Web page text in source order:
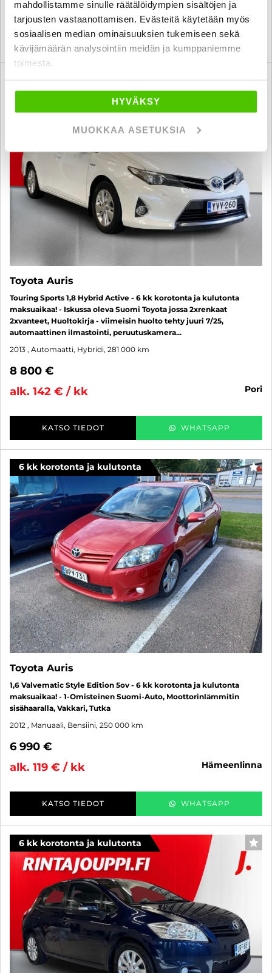
mahdollistamme sinulle räätälöidympien sisältöjen ja
tarjousten vastaanottamisen. Evästeitä käytetään myös
sosiaalisen median ominaisuuksien tukemiseen sekä
kävijämäärän analysointiin meidän ja kumppaniemme
toimesta.
HYVÄKSY
MUOKKAA ASETUKSIA
alk. 133 € / kk
KATSO TIEDOT WHATSAPP
Toyota Auris
Touring Sports 1,8 Hybrid Active - 6 kk korotonta ja kulutonta
maksuaikaa! - Iskussa oleva Suomi Toyota jossa 2xrenkaat
2xvanteet, Huoltokirja - viimeisin huolto tehty juuri 7/25,
automaattinen ilmastointi, peruutuskamera...
2013 , Automaatti, Hybridi, 281 000 km
8 800 €
alk. 142 € / kk
pori
KATSO TIEDOT WHATSAPP
6 kk korotonta ja kulutonta
Toyota Auris
1,6 Valvematic Style Edition 5ov - 6 kk korotonta ja kulutonta
maksuaikaa! - 1-Omisteinen Suomi-Auto, Moottorinlämmitin
sisähaaralla, Vakkari, Tutka
2012 , Manuaali, Bensiini, 250 000 km
6 990 €
alk. 119 € / kk
hämeenlinna
KATSO TIEDOT WHATSAPP
6 kk korotonta ja kulutonta